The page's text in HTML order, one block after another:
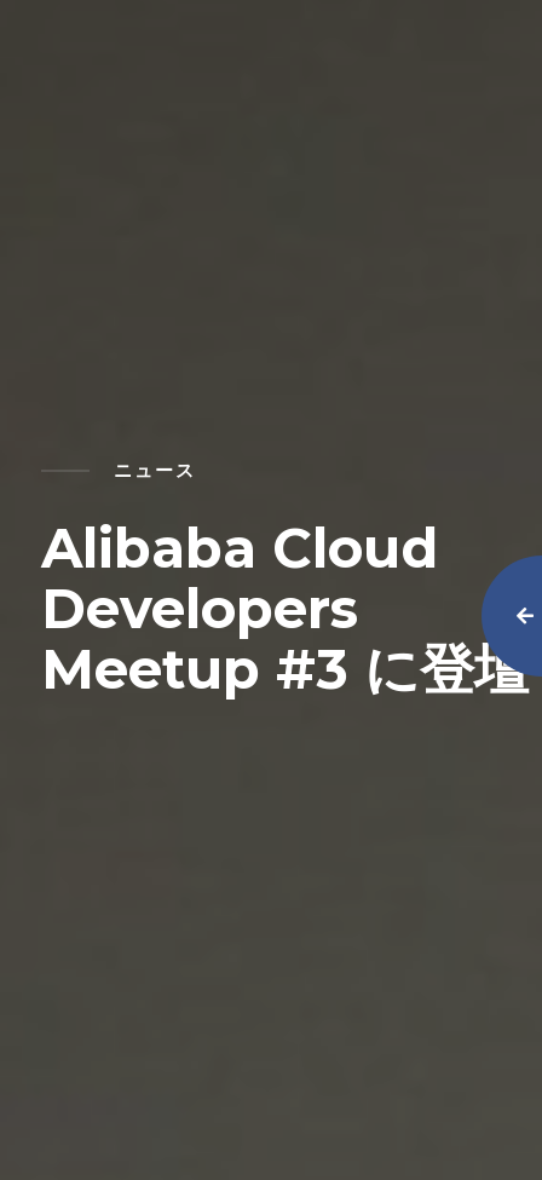
ニュース
Alibaba Cloud
Developers
Meetup #3 に登壇